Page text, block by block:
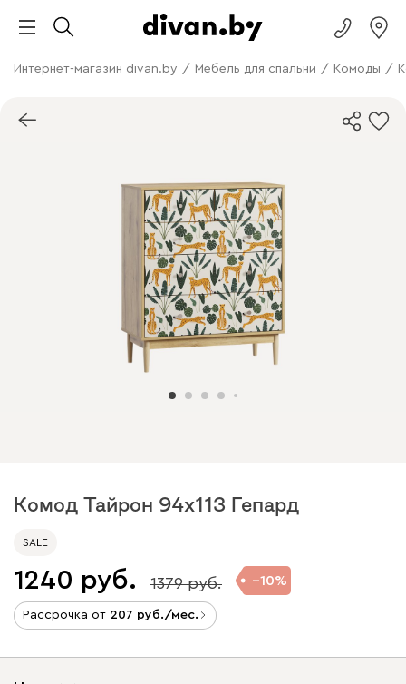
Интернет-магазин divan.by / Мебель для спальни / Комоды /
Комод Тайрон 94x113 Гепард
SALE
1240 1379 10
Рассрочка от 207 /мес.